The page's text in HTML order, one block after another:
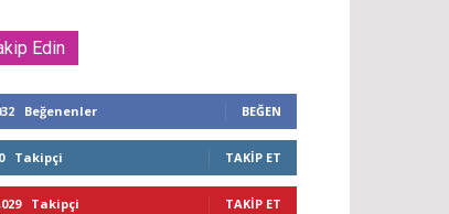
Edin
Beğenenler BEĞEN
Takipçi TAKIP ET
Takipçi TAKIP ET